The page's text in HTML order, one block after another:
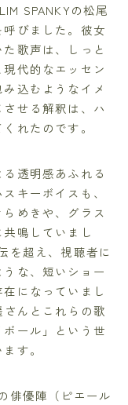
SPANKYの松尾
びました。彼女
歌声は、しっと
代的なエッセン
込むようなイメ
せる解釈は、ハ
れたのです。
透明感あふれる
キーボイスも、
めきや、グラス
鳴していまし
を超え、視聴者に
な、短いショー
になっていまし
んとこれらの歌
ール」という世
す。
俳優陣（ピエール